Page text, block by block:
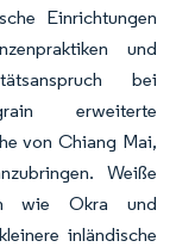
Einrichtungen
und
bei
erweiterte
von Chiang Mai,
Weiße
wie Okra und
inländische